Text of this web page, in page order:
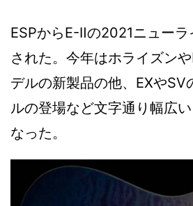
ESPからE-Ⅱの2021ニュー
された。今年はホライズン
デルの新製品の他、EXやSV
ルの登場など文字通り幅広
なった。